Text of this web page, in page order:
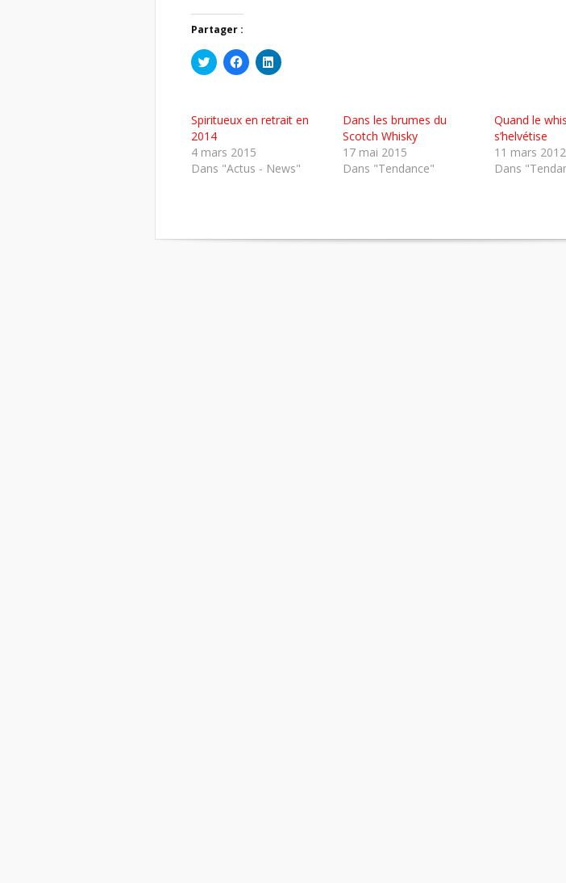
Partager :
Cliquez
pour
une
nouvelle
fenêtre)
Cliquez
pour
une
Cliquez
pour
une
Spiritueux en retrait en
2014
4 mars 2015
Dans "Actus - News"
Dans les brumes du
Scotch Whisky
17 mai 2015
Dans "Tendance"
Quand le
s’helvétise
11 mars 2012
Dans